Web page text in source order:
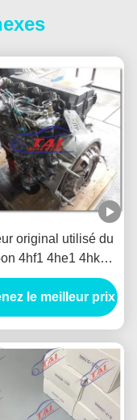
original utilisé du
4hf1 4he1 4hk1
4jb1 4ja1 de pièces
d'Isuzu de
moteur
le meilleur prix